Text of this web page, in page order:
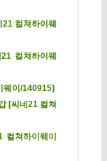
컬쳐하이웨
컬쳐하이웨
웨이/140915]
[씨네21 컬쳐
쳐하이웨이